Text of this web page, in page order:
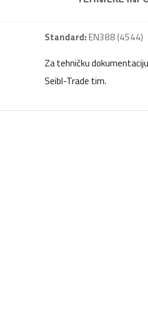
Standard:EN388 (4544)
Za tehničku
Seibl-Trade tim.